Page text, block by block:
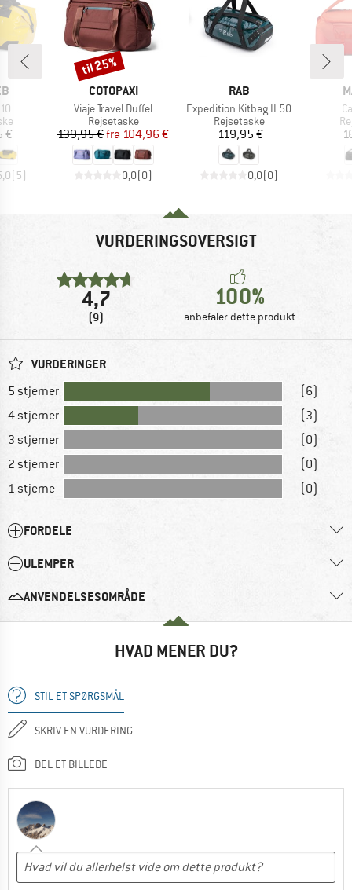
€
(5)
MÆRKE
COTOPAXI
Artikel
Viaje Travel Duffel
Produktgruppe
Rejsetaske
Pris
139,95 € Nedsat pris
fra 104,96 €
0,0(0)
Rabat
til 25%
MÆRKE
RAB
Artikel
Expedition Kitbag II 50
Produktgruppe
Rejsetaske
Pris
119,95 €
0,0(0)
VURDERINGSOVERSIGT
4,7
(9)
100%
anbefaler dette produkt
VURDERINGER
5 stjerner
(6)
4 stjerner
(3)
3 stjerner
(0)
2 stjerner
(0)
1 stjerne
(0)
FORDELE
ULEMPER
ANVENDELSESOMRÅDE
HVAD MENER DU?
STIL ET SPØRGSMÅL
SKRIV EN VURDERING
DEL ET BILLEDE